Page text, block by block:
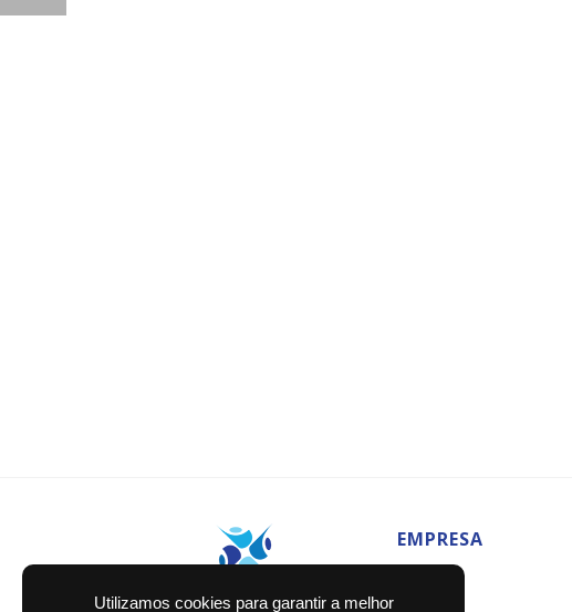
Utilizamos cookies para garantir a melhor
EMPRESA